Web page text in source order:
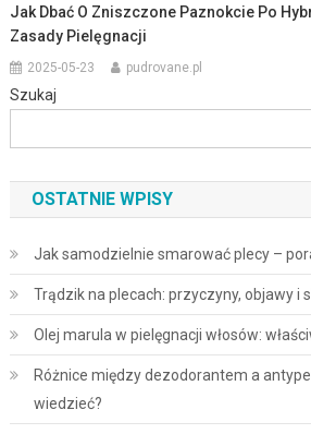
Jak Dbać O Zniszczone Paznokcie Po
Zasady Pielęgnacji
2025-05-23 pudrovane.pl
Szukaj
OSTATNIE WPISY
Jak samodzielnie smarować plecy –
Trądzik na plecach: przyczyny, objawy i
Olej marula w pielęgnacji włosów:
Różnice między dezodorantem a
wiedzieć?